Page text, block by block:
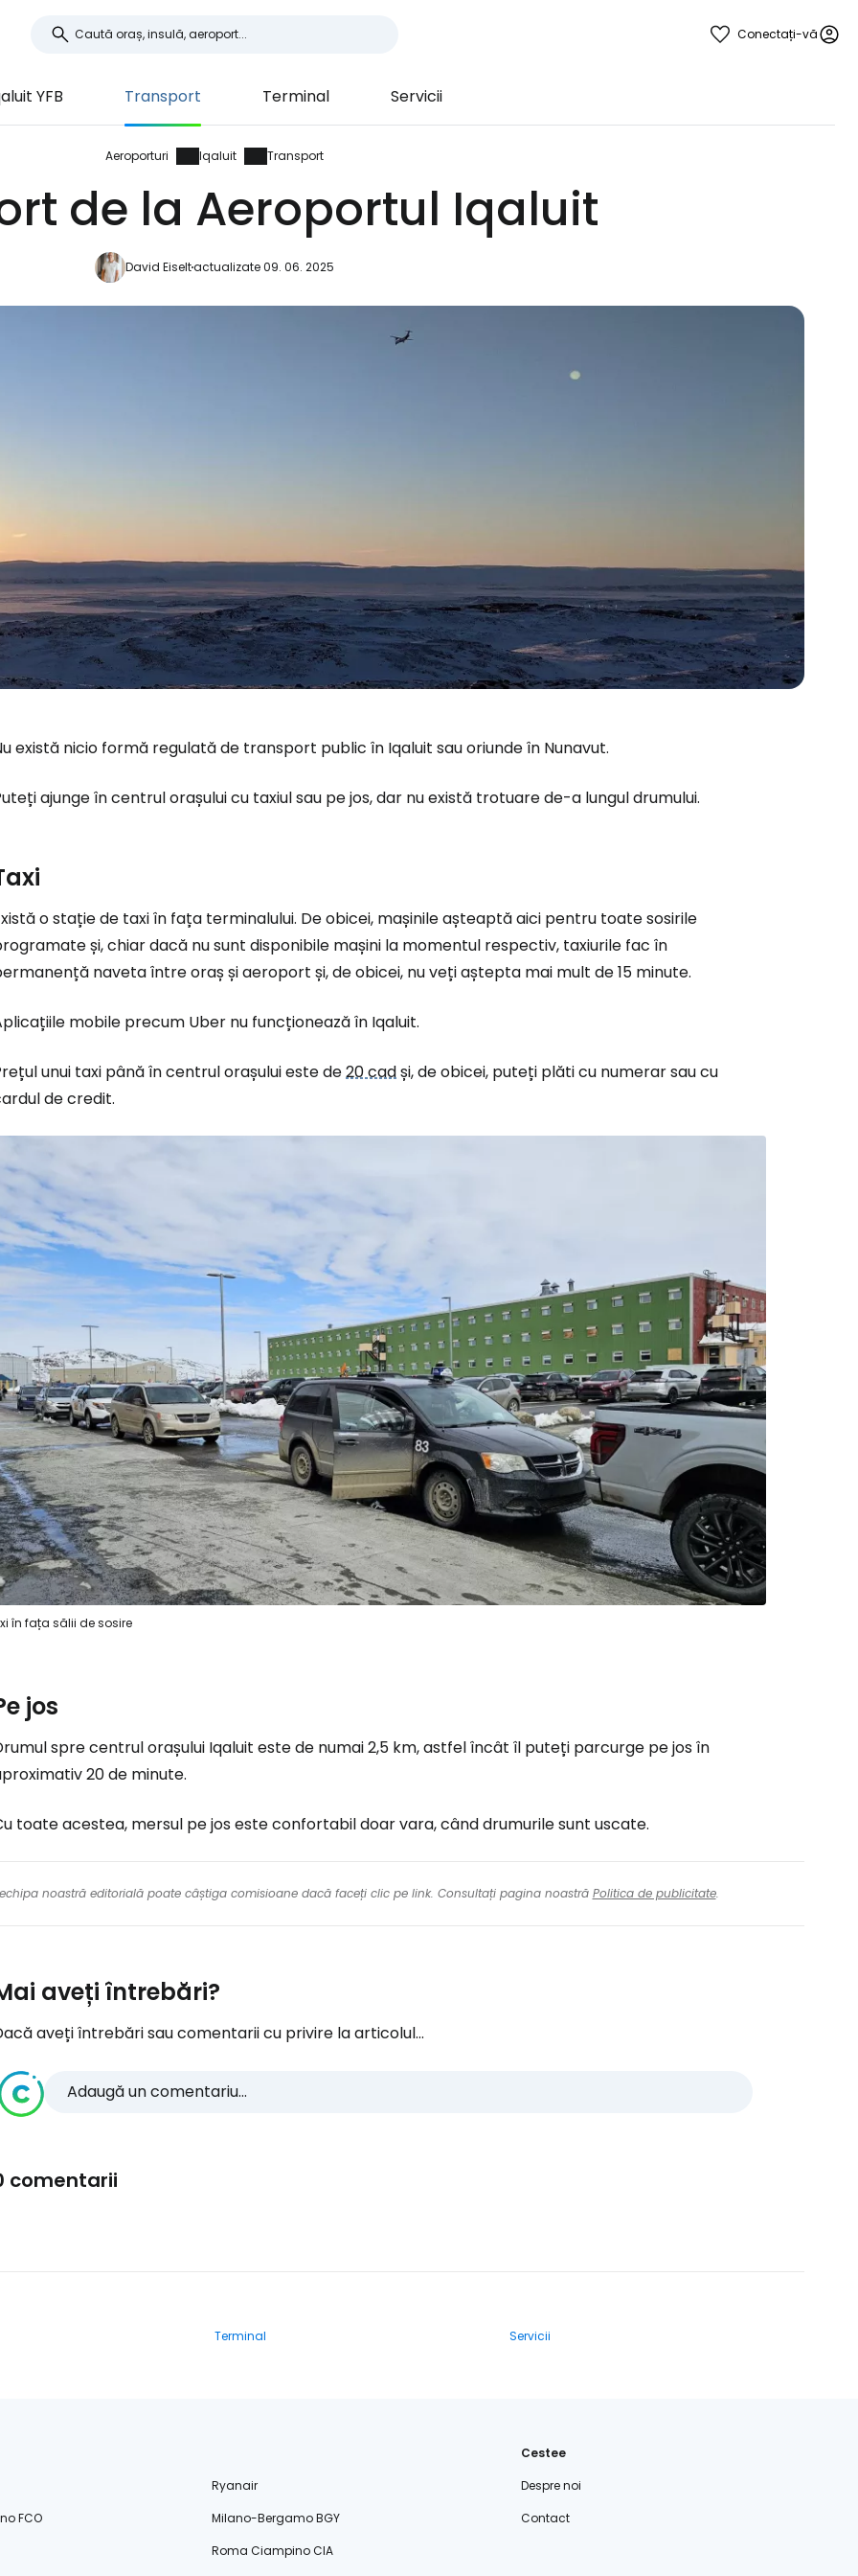
Conectați-vă
YFB Transport Terminal Servicii
Aeroporturi Iqaluit Transport
de la Aeroportul Iqaluit
David Eiseltactualizate 09. 06. 2025
există nicio formă regulată de transport public în Iqaluit sau oriunde în Nunavut.
ajunge în centrul orașului cu taxiul sau pe jos, dar nu există trotuare de-a lungul drumului.
o stație de taxi în fața terminalului. De obicei, mașinile așteaptă aici pentru toate sosirile
și, chiar dacă nu sunt disponibile mașini la momentul respectiv, taxiurile fac în
naveta între oraș și aeroport și, de obicei, nu veți aștepta mai mult de 15 minute.
mobile precum Uber nu funcționează în Iqaluit.
unui taxi până în centrul orașului este de20 cadși, de obicei, puteți plăti cu numerar sau cu
de credit.
în fața sălii de sosire
jos
spre centrul orașului Iqaluit este de numai 2,5 km, astfel încât îl puteți parcurge pe jos în
20 de minute.
toate acestea, mersul pe jos este confortabil doar vara, când drumurile sunt uscate.
noastră editorială poate câștiga comisioane dacă faceți clic pe link. Consultați pagina noastră Politica de publicitate.
aveți întrebări?
aveți întrebări sau comentarii cu privire la articolul...
Adaugă un comentariu...
comentarii
Terminal Servicii
Ryanair
FCO
Milano-Bergamo BGY
Roma Ciampino CIA
Cestee
Despre noi
Contact
Conectați-vă la Cestee
Continuați cu e-mailul